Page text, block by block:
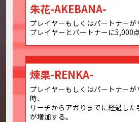
朱花-AKEBANA-
プレイヤーもしくはパートナーが
プレイヤーとパートナーに5,000
煉果-RENKA-
プレイヤーもしくはパートナーが
時、
リーチからアガりまでに経過し
が増加する。